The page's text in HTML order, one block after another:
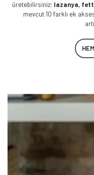
üretebilirsiniz: lazanya,
mevcut 10 farklı ek